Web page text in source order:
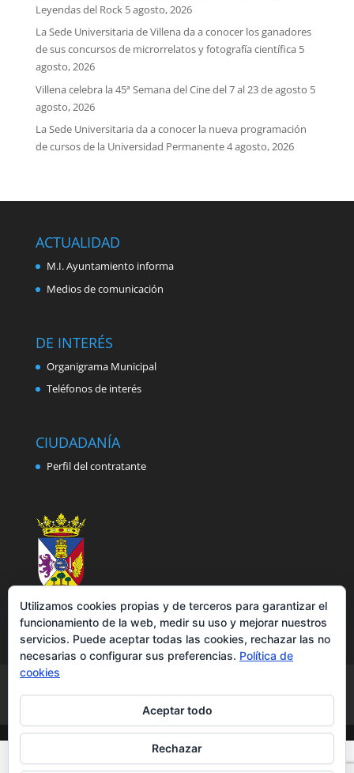
Leyendas del Rock 5 agosto, 2026
La Sede Universitaria de Villena da a conocer los ganadores
de sus concursos de microrrelatos y fotografía científica 5
agosto, 2026
Villena celebra la 45ª Semana del Cine del 7 al 23 de agosto 5
agosto, 2026
La Sede Universitaria da a conocer la nueva programación
de cursos de la Universidad Permanente4 agosto, 2026
ACTUALIDAD
M.I. Ayuntamiento informa
Medios de comunicación
DE INTERÉS
Organigrama Municipal
Teléfonos de interés
CIUDADANÍA
Perfil del contratante
Política de cookies
Accesibilidad
Utilizamos cookies propias y de terceros para garantizar el
funcionamiento de la web, medir su uso y mejorar nuestros
servicios. Puede aceptar todas las cookies, rechazar las no
necesarias o configurar sus preferencias. Política de
cookies
Aceptar todo
Rechazar